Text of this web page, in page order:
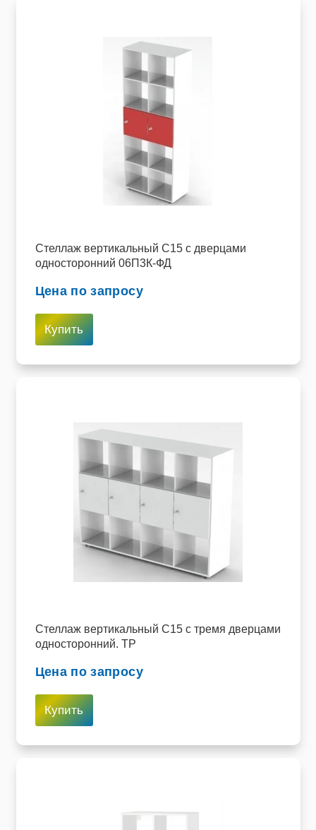
Стеллаж вертикальный C15 с дверцами
односторонний 06П3К-ФД
Цена по запросу
Купить
Стеллаж вертикальный C15 с тремя дверцами
односторонний. ТР
Цена по запросу
Купить